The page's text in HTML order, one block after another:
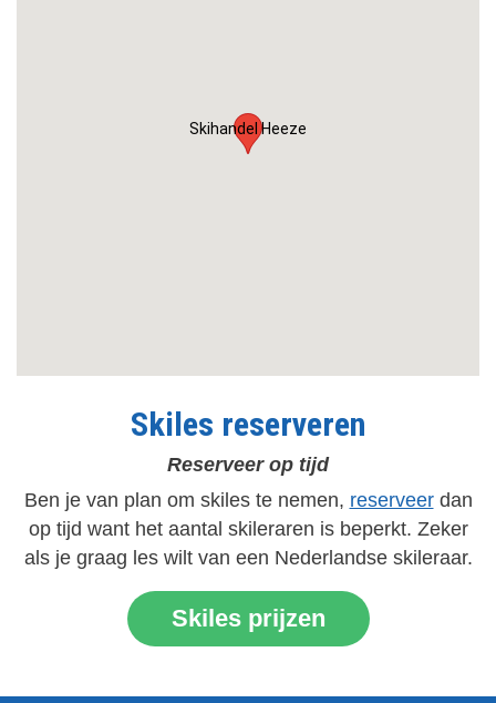
Skihandel Heeze
Skiles reserveren
Reserveer op tijd
Ben je van plan om skiles te nemen, reserveerdan
op tijd want het aantal skileraren is beperkt. Zeker
als je graag les wilt van een Nederlandse skileraar.
Skiles prijzen